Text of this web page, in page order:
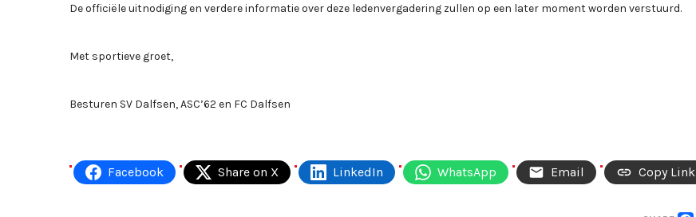
De officiële uitnodiging en verdere informatie over deze ledenvergadering zullen op een later moment worden verstuurd.
Met sportieve groet,
Besturen SV Dalfsen, ASC’62 en FC Dalfsen
Facebook Share on X LinkedIn WhatsApp Email Copy Link